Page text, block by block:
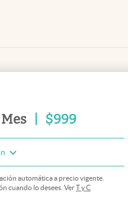
$999
automática a precio vigente.
cuando lo desees. VerT y C